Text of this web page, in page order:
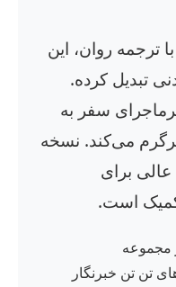
ترجمه روان، این
تبدیل کرده.
سفر به
می‌کند. نسخه
عالی برای
کمیک است.
مجموعه
تن تن خبرنگار